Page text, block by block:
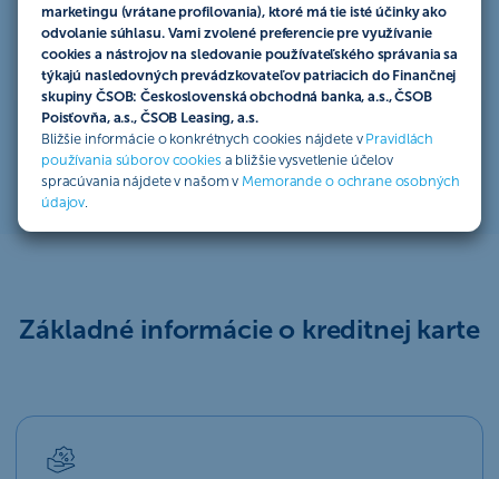
marketingu (vrátane profilovania), ktoré má tie isté účinky ako
odvolanie súhlasu. Vami zvolené preferencie pre využívanie
cookies a nástrojov na sledovanie používateľského správania sa
týkajú nasledovných prevádzkovateľov patriacich do Finančnej
skupiny ČSOB: Československá obchodná banka, a.s., ČSOB
Poisťovňa, a.s., ČSOB Leasing, a.s.
Bližšie informácie o konkrétnych cookies nájdete v Pravidlách
používania súborov cookies a bližšie vysvetlenie účelov
spracúvania nájdete v našom v Memorande o ochrane osobných
údajov
Základné informácie o kreditnej karte